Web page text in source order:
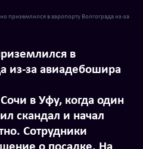
приземлился в аэропорту Волгограда из-за
в
из-за авиадебошира
в Уфу, когда один
скандал и начал
Сотрудники